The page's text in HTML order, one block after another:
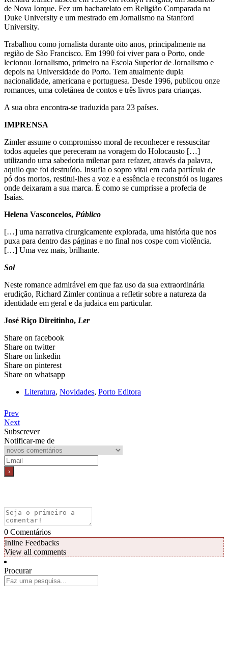
de Nova Iorque. Fez um bacharelato em Religião Comparada na
Duke University e um mestrado em Jornalismo na Stanford
University.
Trabalhou como jornalista durante oito anos, principalmente na
região de São Francisco. Em 1990 foi viver para o Porto, onde
lecionou Jornalismo, primeiro na Escola Superior de Jornalismo e
depois na Universidade do Porto. Tem atualmente dupla
nacionalidade, americana e portuguesa. Desde 1996, publicou onze
romances, uma coletânea de contos e três livros para crianças.
A sua obra encontra-se traduzida para 23 países.
IMPRENSA
Zimler assume o compromisso moral de reconhecer e ressuscitar
todos aqueles que pereceram na voragem do Holocausto […]
utilizando uma sabedoria milenar para refazer, através da palavra,
aquilo que foi destruído. Insufla o sopro vital em cada partícula de
pó dos mortos, restitui-lhes a voz e a essência e reconstrói os lugares
onde deixaram a sua marca. É como se cumprisse a profecia de
Isaías.
Helena Vasconcelos, Público
[…] uma narrativa cirurgicamente explorada, uma história que nos
puxa para dentro das páginas e no final nos cospe com violência.
[…] Uma vez mais, brilhante.
Sol
Neste romance admirável em que faz uso da sua extraordinária
erudição, Richard Zimler continua a refletir sobre a natureza da
identidade em geral e da judaica em particular.
José Riço Direitinho, Ler
Share on facebook
Share on twitter
Share on linkedin
Share on pinterest
Share on whatsapp
Literatura, Novidades, Porto Editora
Prev
Next
Subscrever
Notificar-me de
0 Comentários
Inline Feedbacks
View all comments
Procurar